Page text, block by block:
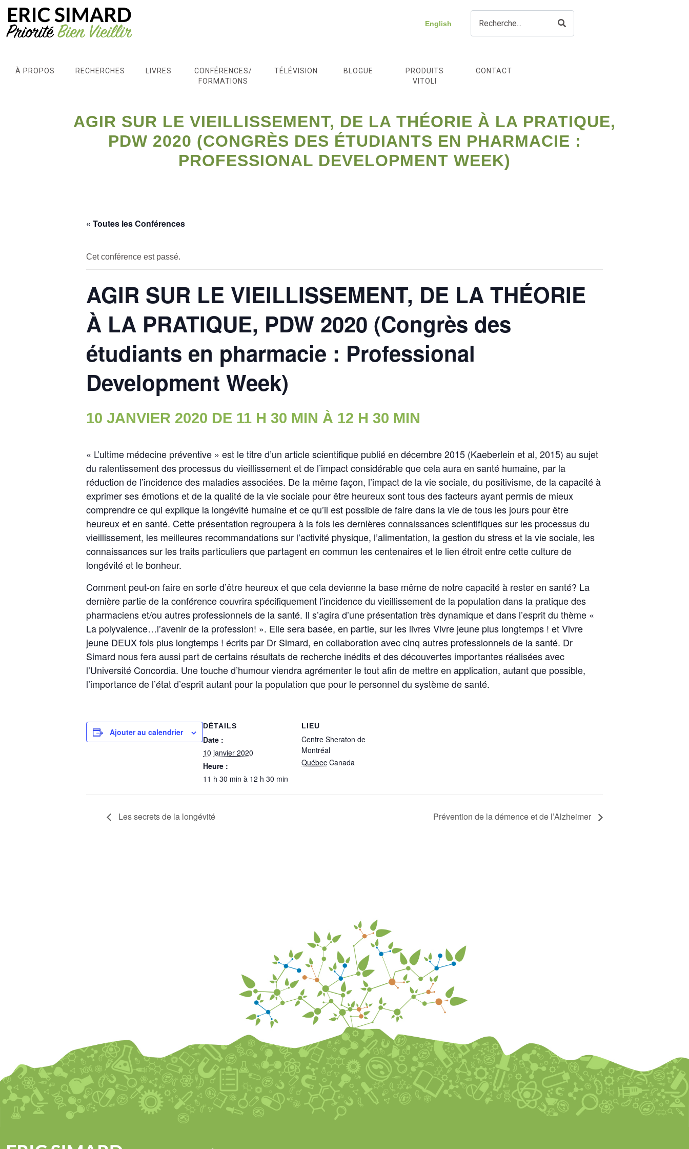
English
À PROPOS RECHERCHES LIVRES
CONFÉRENCES/
FORMATIONS
TÉLÉVISION BLOGUE
PRODUITS
VITOLI
CONTACT
AGIR SUR LE VIEILLISSEMENT, DE LA THÉORIE À LA PRATIQUE,
PDW 2020 (CONGRÈS DES ÉTUDIANTS EN PHARMACIE :
PROFESSIONAL DEVELOPMENT WEEK)
« Toutes les Conférences
Cet conférence est passé.
AGIR SUR LE VIEILLISSEMENT, DE LA THÉORIE
À LA PRATIQUE, PDW 2020 (Congrès des
étudiants en pharmacie : Professional
Development Week)
10 JANVIER 2020 DE 11 H 30 MIN À 12 H 30 MIN
« L’ultime médecine préventive » est le titre d’un article scientifique publié en décembre 2015 (Kaeberlein et al, 2015) au sujet
du ralentissement des processus du vieillissement et de l’impact considérable que cela aura en santé humaine, par la
réduction de l’incidence des maladies associées. De la même façon, l’impact de la vie sociale, du positivisme, de la capacité à
exprimer ses émotions et de la qualité de la vie sociale pour être heureux sont tous des facteurs ayant permis de mieux
comprendre ce qui explique la longévité humaine et ce qu’il est possible de faire dans la vie de tous les jours pour être
heureux et en santé. Cette présentation regroupera à la fois les dernières connaissances scientifiques sur les processus du
vieillissement, les meilleures recommandations sur l’activité physique, l’alimentation, la gestion du stress et la vie sociale, les
connaissances sur les traits particuliers que partagent en commun les centenaires et le lien étroit entre cette culture de
longévité et le bonheur.
Comment peut-on faire en sorte d’être heureux et que cela devienne la base même de notre capacité à rester en santé? La
dernière partie de la conférence couvrira spécifiquement l’incidence du vieillissement de la population dans la pratique des
pharmaciens et/ou autres professionnels de la santé. Il s’agira d’une présentation très dynamique et dans l’esprit du thème «
La polyvalence…l’avenir de la profession! ». Elle sera basée, en partie, sur les livres Vivre jeune plus longtemps ! et Vivre
jeune DEUX fois plus longtemps ! écrits par Dr Simard, en collaboration avec cinq autres professionnels de la santé. Dr
Simard nous fera aussi part de certains résultats de recherche inédits et des découvertes importantes réalisées avec
l’Université Concordia. Une touche d’humour viendra agrémenter le tout afin de mettre en application, autant que possible,
l’importance de l’état d’esprit autant pour la population que pour le personnel du système de santé.
Ajouter au calendrier
DÉTAILS
Date :
10 janvier 2020
Heure :
11 h 30 min à 12 h 30 min
LIEU
Centre Sheraton de
Montréal
Québec Canada
Les secrets de la longévité Prévention de la démence et de l’Alzheimer